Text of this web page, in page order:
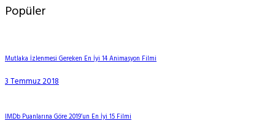
Popüler
Mutlaka İzlenmesi Gereken En İyi 14 Animasyon Filmi
3 Temmuz 2018
IMDb Puanlarına Göre 2019’un En İyi 15 Filmi